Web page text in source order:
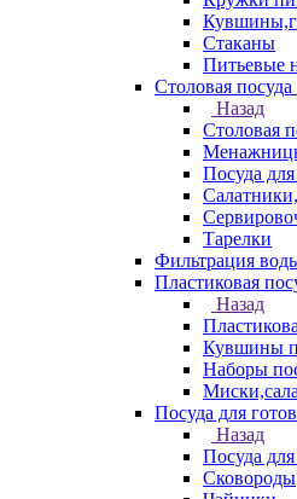
Стаканы
Питьевые
Столовая посуда
Назад
Столовая
Посуда
Тарелки
Фильтрация
Пластиковая
Назад
Кувшины
Наборы
Посуда для
Назад
Посуда
Сковороды